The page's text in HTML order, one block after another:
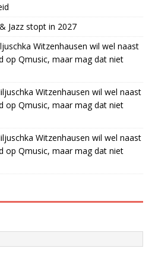
Jazz stopt in 2027
Witzenhausen wil wel naast
op Qmusic, maar mag dat niet
Witzenhausen wil wel naast
op Qmusic, maar mag dat niet
Witzenhausen wil wel naast
op Qmusic, maar mag dat niet